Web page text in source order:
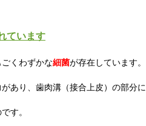
ています
くわずかな細菌が存在しています。
あり、歯肉溝（接合上皮）の部分
す。